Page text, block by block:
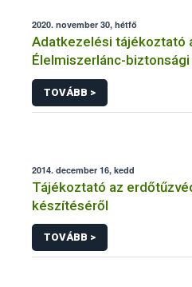
2020. november 30, hétfő
Adatkezelési tájékoztató
Élelmiszerlánc-biztonsági
üzemeltetett
információs rendszerhez
adatkezeléséhez
TOVÁBB >
2014. december 16, kedd
Tájékoztató az
készítéséről
TOVÁBB >